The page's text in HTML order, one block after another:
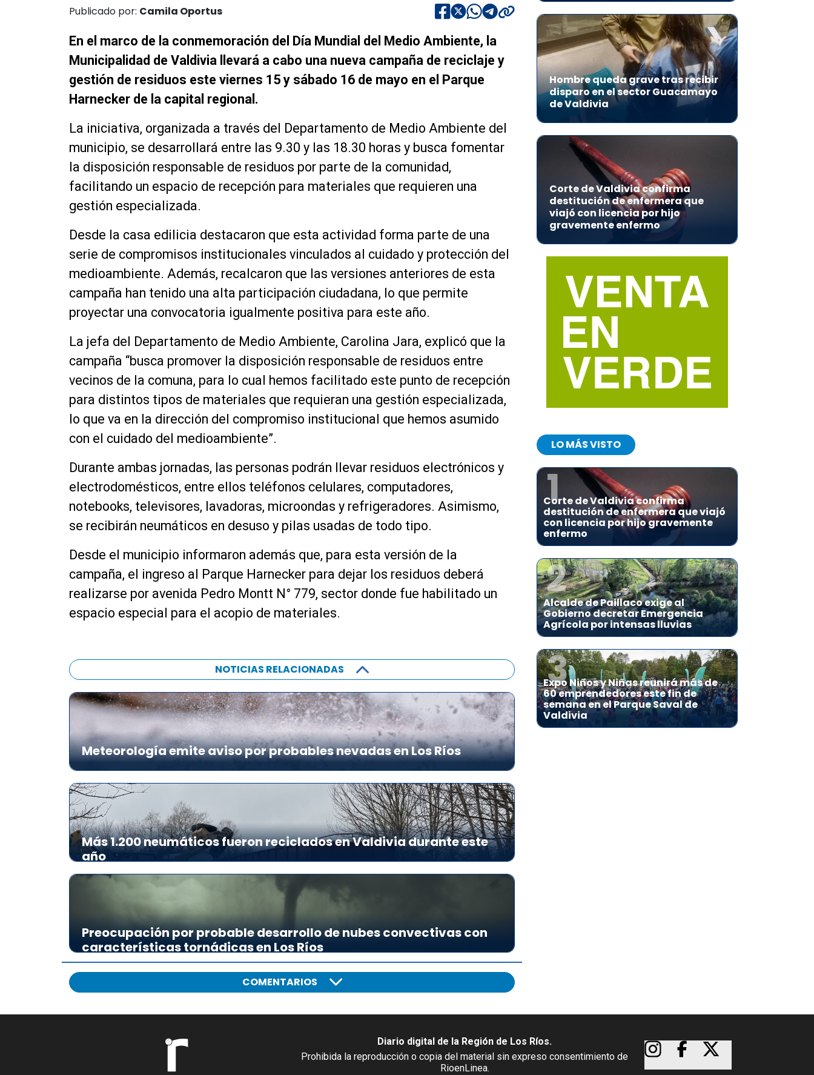
Publicado por: Camila Oportus
En el marco de la conmemoración del Día Mundial del Medio Ambiente, la
Municipalidad de Valdivia llevará a cabo una nueva campaña de reciclaje y
gestión de residuos este viernes 15 y sábado 16 de mayo en el Parque
Harnecker de la capital regional.
La iniciativa, organizada a través del Departamento de Medio Ambiente del
municipio, se desarrollará entre las 9.30 y las 18.30 horas y busca fomentar
la disposición responsable de residuos por parte de la comunidad,
facilitando un espacio de recepción para materiales que requieren una
gestión especializada.
Desde la casa edilicia destacaron que esta actividad forma parte de una
serie de compromisos institucionales vinculados al cuidado y protección del
medioambiente. Además, recalcaron que las versiones anteriores de esta
campaña han tenido una alta participación ciudadana, lo que permite
proyectar una convocatoria igualmente positiva para este año.
La jefa del Departamento de Medio Ambiente, Carolina Jara, explicó que la
campaña “busca promover la disposición responsable de residuos entre
vecinos de la comuna, para lo cual hemos facilitado este punto de recepción
para distintos tipos de materiales que requieran una gestión especializada,
lo que va en la dirección del compromiso institucional que hemos asumido
con el cuidado del medioambiente”.
Durante ambas jornadas, las personas podrán llevar residuos electrónicos y
electrodomésticos, entre ellos teléfonos celulares, computadores,
notebooks, televisores, lavadoras, microondas y refrigeradores. Asimismo,
se recibirán neumáticos en desuso y pilas usadas de todo tipo.
Desde el municipio informaron además que, para esta versión de la
campaña, el ingreso al Parque Harnecker para dejar los residuos deberá
realizarse por avenida Pedro Montt N° 779, sector donde fue habilitado un
espacio especial para el acopio de materiales.
NOTICIAS RELACIONADAS
Meteorología emite aviso por probables nevadas en Los Ríos
Más 1.200 neumáticos fueron reciclados en Valdivia durante este
año
Preocupación por probable desarrollo de nubes convectivas con
características tornádicas en Los Ríos
COMENTARIOS
Hombre queda grave tras recibir
disparo en el sector Guacamayo
de Valdivia
Corte de Valdivia confirma
destitución de enfermera que
viajó con licencia por hijo
gravemente enfermo
LO MÁS VISTO
1
Corte de Valdivia confirma
destitución de enfermera que viajó
con licencia por hijo gravemente
enfermo
2
Alcalde de Paillaco exige al
Gobierno decretar Emergencia
Agrícola por intensas lluvias
3
Expo Niños y Niñas reunirá más de
60 emprendedores este fin de
semana en el Parque Saval de
Valdivia
Diario digital de la Región de Los Ríos.
Prohibida la reproducción o copia del material sin expreso consentimiento de
RioenLinea.